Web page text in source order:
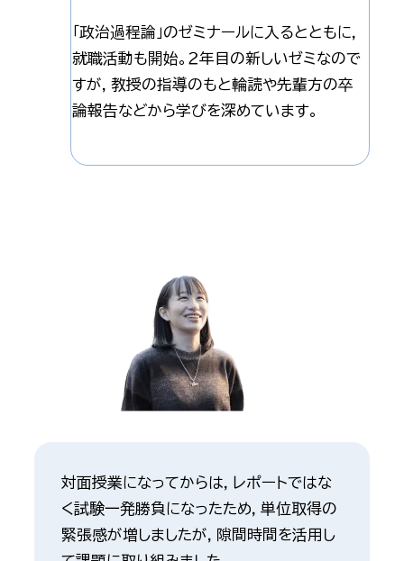
「政治過程論」のゼミナールに入るとともに，
就職活動も開始。２年目の新しいゼミなので
すが，教授の指導のもと輪読や先輩方の卒
論報告などから学びを深めています。
対面授業になってからは，レポートではな
く試験一発勝負になったため，単位取得の
緊張感が増しましたが，隙間時間を活用し